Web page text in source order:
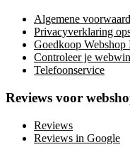
Algemene
Privacyverklaring
Goedkoop Webshop
Controleer je
Telefoonservice
Reviews voor
Reviews
Reviews in Google